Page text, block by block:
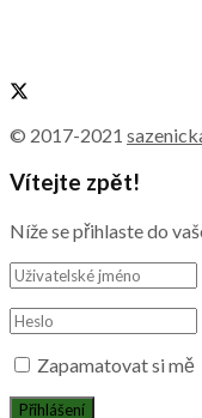
© 2017-2021
Vítejte zpět!
Níže se přihlaste do
Zapamatovat si mě